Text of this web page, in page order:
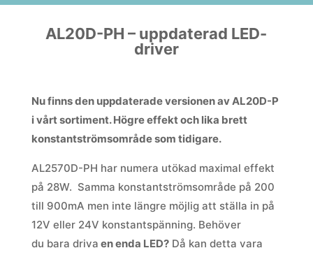
AL20D-PH – uppdaterad LED-
driver
Nu finns den uppdaterade versionen av AL20D-P
i vårt sortiment. Högre effekt och lika brett
konstantströmsområde som tidigare.
AL2570D-PH har numera utökad maximal effekt
på 28W. Samma konstantströmsområde på 200
till 900mA men inte längre möjlig att ställa in på
12V eller 24V konstantspänning. Behöver
du bara driva en enda LED?Då kan detta vara